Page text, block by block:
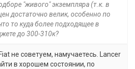
"живого" экземпляра (т.к. в
достаточно велик, особенно по
то куда более подходящее в
до 300-310к?
не советуем, намучаетесь. Lancer
в хорошем состоянии, по